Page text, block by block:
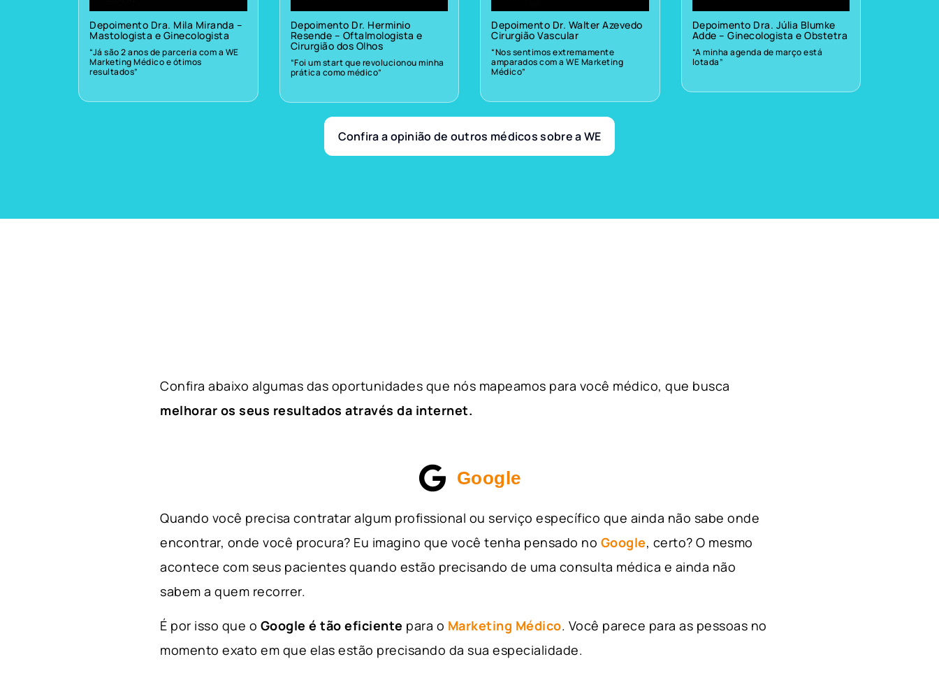
Depoimento Dra. Mila Miranda –
Mastologista e Ginecologista
“Já são 2 anos de parceria com a WE
Marketing Médico e ótimos
resultados”
Depoimento Dr. Herminio
Resende – Oftalmologista e
Cirurgião dos Olhos
“Foi um start que revolucionou minha
prática como médico”
Depoimento Dr. Walter Azevedo
Cirurgião Vascular
“Nos sentimos extremamente
amparados com a WE Marketing
Médico”
Depoimento Dra. Júlia Blumke
Adde – Ginecologista e Obstetra
“A minha agenda de março está
lotada”
Confira a opinião de outros médicos sobre a WE
Confira abaixo algumas das oportunidades que nós mapeamos para você médico, que busca
melhorar os seus resultados através da internet.
Google
Quando você precisa contratar algum profissional ou serviço específico que ainda não sabe onde
encontrar, onde você procura? Eu imagino que você tenha pensado no Google, certo? O mesmo
acontece com seus pacientes quando estão precisando de uma consulta médica e ainda não
sabem a quem recorrer.
É por isso que o Google é tão eficiente para o Marketing Médico. Você parece para as pessoas no
momento exato em que elas estão precisando da sua especialidade.